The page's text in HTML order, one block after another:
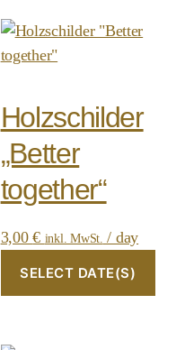
Holzschilder
„Better
together“
3,00€ inkl. MwSt. / day
SELECT DATE(S)